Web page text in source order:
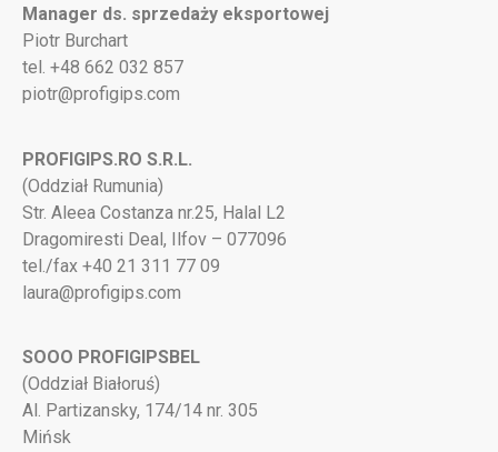
Manager ds. sprzedaży eksportowej
Piotr Burchart
tel. +48 662 032 857
piotr@profigips.com
PROFIGIPS.RO S.R.L.
(Oddział Rumunia)
Str. Aleea Costanza nr.25, Halal L2
Dragomiresti Deal, Ilfov – 077096
tel./fax +40 21 311 77 09
laura@profigips.com
SOOO PROFIGIPSBEL
(Oddział Białoruś)
Al. Partizansky, 174/14 nr. 305
Mińsk